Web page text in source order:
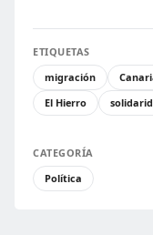
ETIQUETAS
migración
El Hierro
CATEGORÍA
Política